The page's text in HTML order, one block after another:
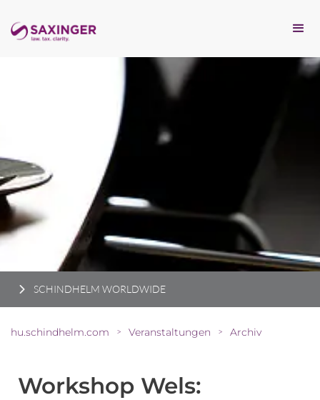
SCHINDHELM WORLDWIDE
hu.schindhelm.com > Veranstaltungen > Archiv
Workshop Wels: